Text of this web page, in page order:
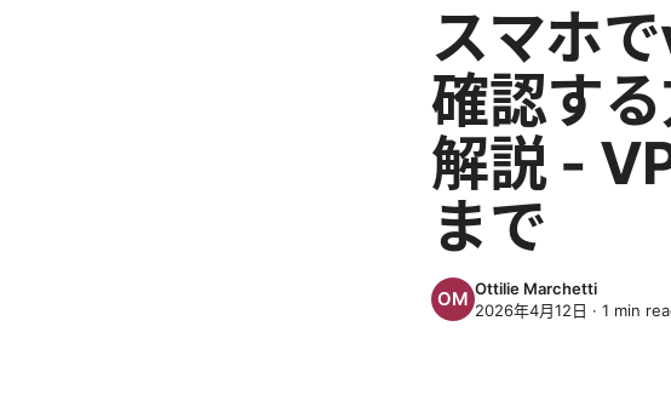
スマホ
確認す
解説 -
まで
Ottilie Marchetti
2026年4月12日 · 1 min